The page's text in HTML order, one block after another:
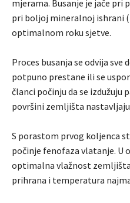
mjerama. Busanje je jače
pri boljoj mineralnoj ishrani
optimalnom roku sjetve.
Proces busanja se odvija sve
potpuno prestane ili se
članci počinju da se izdužuju
površini zemljišta
S porastom prvog koljenca
počinje fenofaza vlatanje. U
optimalna vlažnost
prihrana i temperatura